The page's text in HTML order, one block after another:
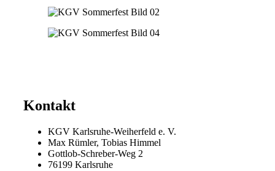
Kontakt
KGV Karlsruhe-Weiherfeld e. V.
Max Rümler, Tobias Himmel
Gottlob-Schreber-Weg 2
76199 Karlsruhe